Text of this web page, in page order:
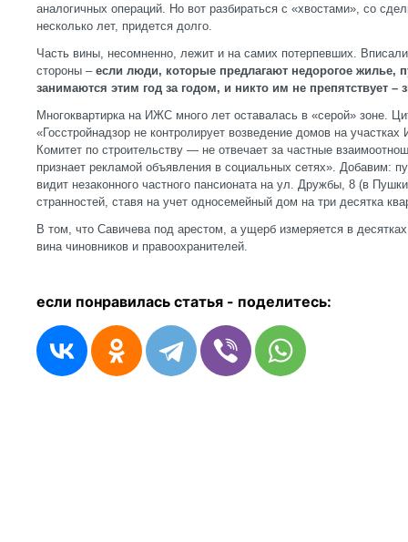
аналогичных операций. Но вот разбираться с «хвостами», со
несколько лет, придется долго.
Часть вины, несомненно, лежит и на самих потерпевших.
стороны – если люди, которые предлагают недорогое жилье,
занимаются этим год за годом, и никто им не препятствует –
Многоквартирка на ИЖС много лет оставалась в «серой» зоне.
«Госстройнадзор не контролирует возведение домов на
Комитет по строительству — не отвечает за частные
признает рекламой объявления в социальных сетях». Добавим:
видит незаконного частного пансионата на ул. Дружбы, 8 (в
странностей, ставя на учет односемейный дом на три десятка
В том, что Савичева под арестом, а ущерб измеряется в
вина чиновников и правоохранителей.
если понравилась статья - поделитесь: